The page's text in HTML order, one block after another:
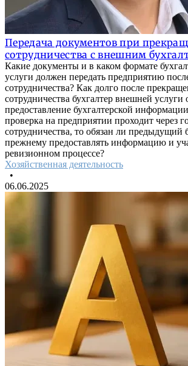
Передача документов при
сотрудничества с внешним
Какие документы и в каком формате
услуги должен передать предприятию
сотрудничества? Как долго после
сотрудничества бухгалтер внешней услуги
предоставление бухгалтерской
проверка на предприятии проходит через
сотрудничества, то обязан ли предыдущий
прежнему предоставлять информацию и
ревизионном процессе?
Хозяйственная деятельность
•
06.06.2025